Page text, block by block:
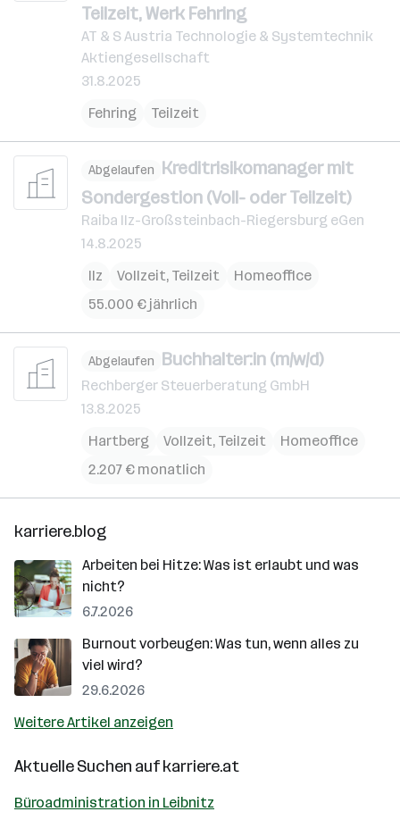
Teilzeit, Werk Fehring
AT & S Austria Technologie & Systemtechnik
Aktiengesellschaft
31.8.2025
Fehring
Teilzeit
Abgelaufen Kreditrisikomanager mit
Sondergestion (Voll- oder Teilzeit)
Raiba Ilz-Großsteinbach-Riegersburg eGen
14.8.2025
Ilz
Vollzeit, Teilzeit
Homeoffice
55.000 € jährlich
Abgelaufen Buchhalter:in (m/w/d)
Rechberger Steuerberatung GmbH
13.8.2025
Hartberg
Vollzeit, Teilzeit
Homeoffice
2.207 € monatlich
karriere.blog
Arbeiten bei Hitze: Was ist erlaubt und was
nicht?
6.7.2026
Burnout vorbeugen: Was tun, wenn alles zu
viel wird?
29.6.2026
Weitere Artikel anzeigen
Aktuelle Suchen aufkarriere.at
Büroadministration in Leibnitz